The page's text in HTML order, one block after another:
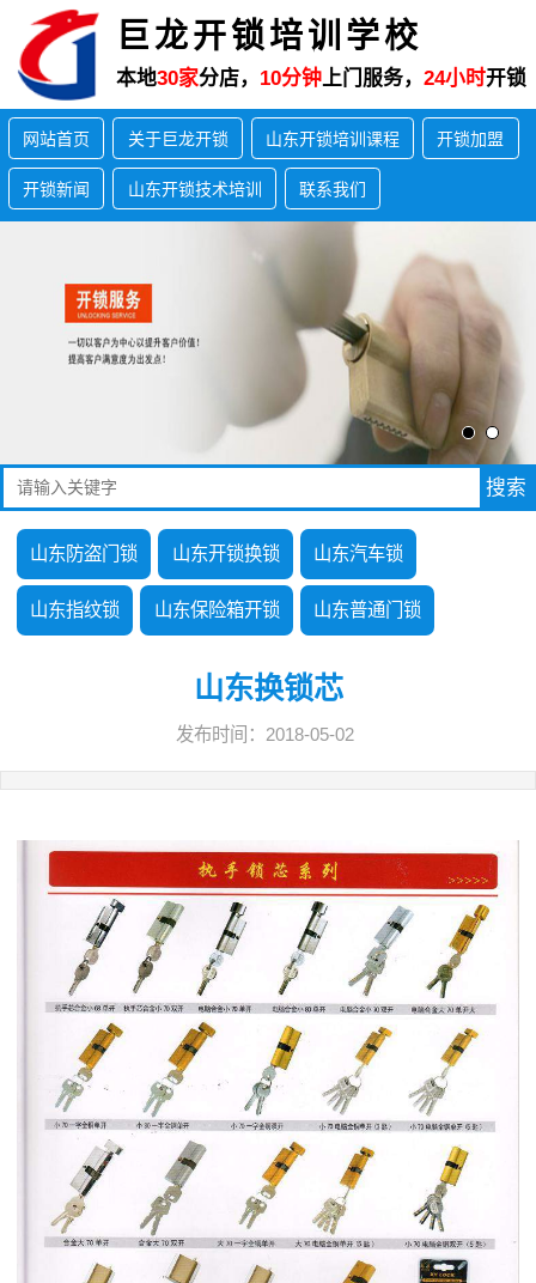
巨龙开锁培训学校
本地30家分店， 10分钟上门服务， 24小时开锁
网站首页 关于巨龙开锁 山东开锁培训课程 开锁加盟
开锁新闻 山东开锁技术培训 联系我们
山东防盗门锁 山东开锁换锁 山东汽车锁
山东指纹锁 山东保险箱开锁 山东普通门锁
山东换锁芯
发布时间：2018-05-02